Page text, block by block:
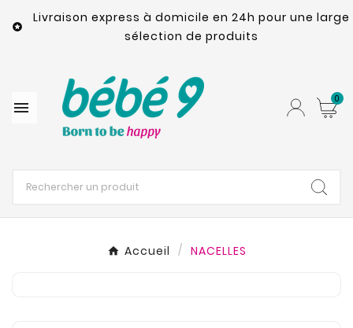

Livraison express à domicile en 24h pour une large
sélection de produits
 0
Accueil NACELLES